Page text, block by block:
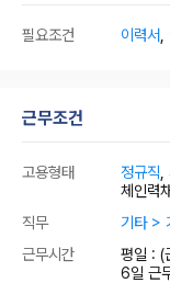
필요조건 이력서
근무조건
고용형태 정규직
체인력
직무
기타 >
근무시간
평일 : (
6일 근